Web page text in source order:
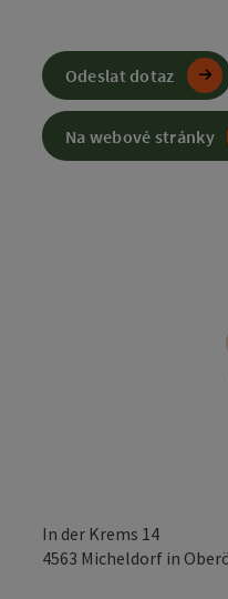
In der Krems 14
4563 Micheldorf in
Odeslat dotaz
Na webové stránky